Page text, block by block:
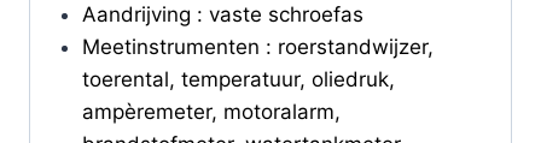
Aandrijving : vaste schroefas
Meetinstrumenten : roerstandwijzer,
toerental, temperatuur, oliedruk,
ampèremeter, motoralarm,